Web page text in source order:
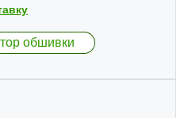
обшивки